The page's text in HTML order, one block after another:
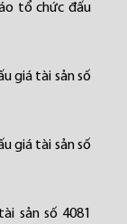
tổ chức đấu
giá tài sản số
giá tài sản số
sản số 4081